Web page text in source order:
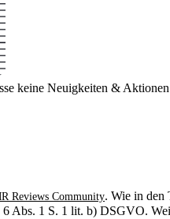
keine Neuigkeiten &
Reviews Community. Wie in den
Abs. 1 S. 1 lit. b) DSGVO.